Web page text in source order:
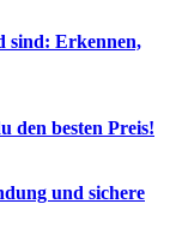
sind: Erkennen,
den besten Preis!
und sichere